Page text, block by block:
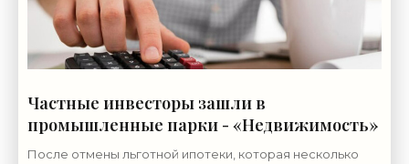
Частные инвесторы зашли в
промышленные парки - «Недвижимость»
После отмены льготной ипотеки, которая несколько